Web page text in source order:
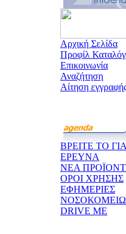
Αρχική Σελίδα
Προφίλ
Επικοινωνία
Αναζήτηση
Αίτηση
ΒΡΕΙΤΕ ΤΟ
ΕΡΕΥΝΑ
ΝΕΑ
ΟΡΟΙ ΧΡΗΣΗΣ
ΕΦΗΜΕΡΙΕΣ
DRIVE ME